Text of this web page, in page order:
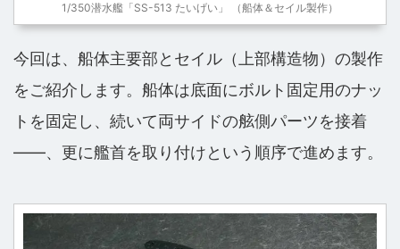
1/350潜水艦「SS-513 たいげい」 （船体＆セイル製作）
今回は、船体主要部とセイル（上部構造物）の製作
をご紹介します。船体は底面にボルト固定用のナッ
トを固定し、続いて両サイドの舷側パーツを接着
――、更に艦首を取り付けという順序で進めます。